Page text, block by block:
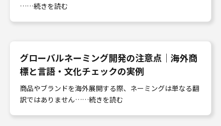
……続きを読む
グローバルネーミング開発の注意点｜海外商
標と言語・文化チェックの実例
商品やブランドを海外展開する際、ネーミングは単なる翻
訳ではありません……続きを読む